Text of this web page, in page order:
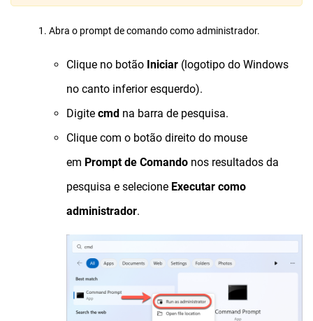
1. Abra o prompt de comandocomo administrador.
Clique no botão Iniciar (logotipo do Windows
no canto inferior esquerdo).
Digite cmd na barra de pesquisa.
Clique com o botão direito do mouse
em Prompt de Comando nos resultados da
pesquisa e selecione Executar como
administrador.